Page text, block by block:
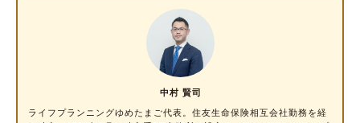
もしも知らずに、失業手当を受給しながら扶養
に入っていたらどうなる？
健康保険について
失業保険について
中村 賢司
ライフプランニングゆめたまご代表。住友生命保険相互会社勤務を経